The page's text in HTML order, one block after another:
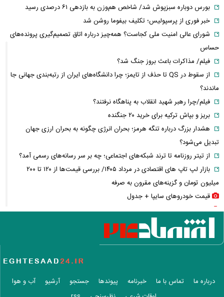
بورس دوباره سبزپوش شد/ شاخص هم‌وزن به بازدهی ۶۱ درصدی رسید
خبر فوری از پرسپولیس؛ تکلیف بیفوما روشن شد
شورای عالی امنیت ملی کجاست؟ همه‌چیز درباره اتاق تصمیم‌گیری پرونده‌های
حساس
فیلم/ مذاکرات باعث بروز جنگ شد؟
از سقوط در QS تا حذف از تایمز؛ چرا دانشگاه‌های ایران از رتبه‌بندی جهانی جا
ماندند؟
فیلم/چرا رهبر شهید انقلاب به پناهگاه نرفتند؟
بریز و بپاش ترکیه برای خرید ۲۰ جنگنده
هشدار بزرگ درباره تنگه هرمز؛ بحران انرژی چگونه به بحران ارزی جهان
تبدیل می‌شود؟
از تیتر روزنامه تا ترند شبکه‌های اجتماعی؛ چه بر سر رسانه‌های رسمی آمد؟
بازار لپ‌ تاپ‌ های اقتصادی در مرداد ۱۴۰۵/ بررسی قیمت‌ها از ۱۲۰ تا ۲۰۰
میلیون تومان و گزینه‌های مقرون‌ به‌ صرفه
قیمت خودرو‌های سایپا + جدول
قیمت خودرو‌های ایران خودرو + جدول
قیمت سکه پارسیان + جدول
قیمت سکه و طلا + جدول
سایه جنگ بر مذاکرات توافق هرمز؛ پیام تازه «برادر محسن» چه معنایی دارد؟
فیلم / لحظه ورود عاصم منیر و شهباز شریف به کعبه
درباره ما تماس با ما خبرنامه پیوندها جستجو آرشیو
آب و هوا